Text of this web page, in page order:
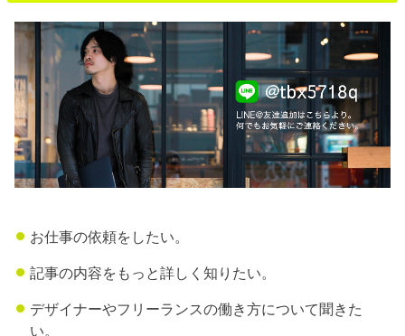
お仕事の依頼をしたい。
記事の内容をもっと詳しく知りたい。
デザイナーやフリーランスの働き方について聞きた
い。